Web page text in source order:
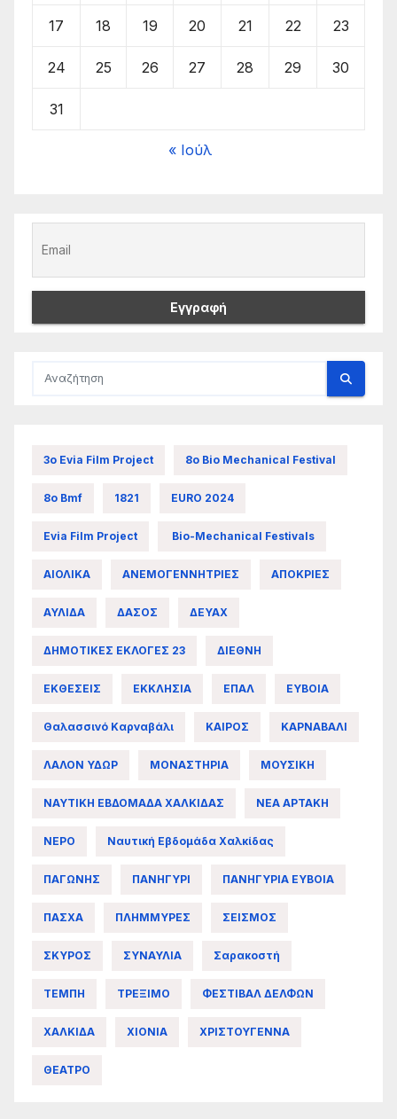
17 18 19 20 21 22 23
24 25 26 27 28 29 30
31
« Ιούλ
3ο Evia Film Project 8ο Bio Mechanical Festival
8ο Bmf 1821 EURO 2024
Evia Film Project Bio-Mechanical Festivals
ΑΙΟΛΙΚΑ ΑΝΕΜΟΓΕΝΝΗΤΡΙΕΣ ΑΠΟΚΡΙΕΣ
ΑΥΛΙΔΑ ΔΑΣΟΣ ΔΕΥΑΧ
ΔΗΜΟΤΙΚΕΣ ΕΚΛΟΓΕΣ 23 ΔΙΕΘΝΗ
ΕΚΘΕΣΕΙΣ ΕΚΚΛΗΣΙΑ ΕΠΑΛ ΕΥΒΟΙΑ
Θαλασσινό Καρναβάλι ΚΑΙΡΟΣ ΚΑΡΝΑΒΑΛΙ
ΛΑΛΟΝ ΥΔΩΡ ΜΟΝΑΣΤΗΡΙΑ ΜΟΥΣΙΚΗ
ΝΑΥΤΙΚΗ ΕΒΔΟΜΑΔΑ ΧΑΛΚΙΔΑΣ ΝΕΑ ΑΡΤΑΚΗ
ΝΕΡΟ Ναυτική Εβδομάδα Χαλκίδας
ΠΑΓΩΝΗΣ ΠΑΝΗΓΥΡΙ ΠΑΝΗΓΥΡΙΑ ΕΥΒΟΙΑ
ΠΑΣΧΑ ΠΛΗΜΜΥΡΕΣ ΣΕΙΣΜΟΣ
ΣΚΥΡΟΣ ΣΥΝΑΥΛΙΑ Σαρακοστή
ΤΕΜΠΗ ΤΡΕΞΙΜΟ ΦΕΣΤΙΒΑΛ ΔΕΛΦΩΝ
ΧΑΛΚΙΔΑ ΧΙΟΝΙΑ ΧΡΙΣΤΟΥΓΕΝΝΑ
ΘΕΑΤΡΟ